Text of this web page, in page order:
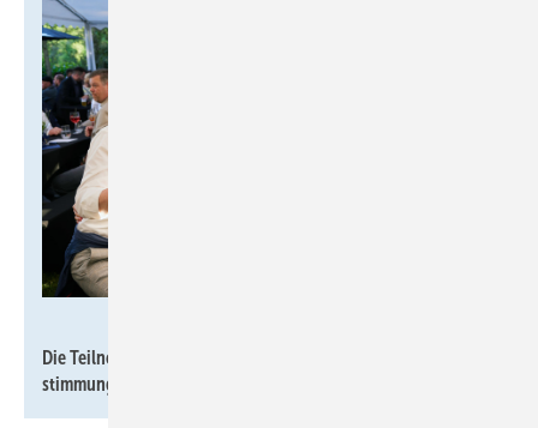
Die Teilnehmenden ließen den Abend in der Eventmühle
stimmungsvoll ausklingen.